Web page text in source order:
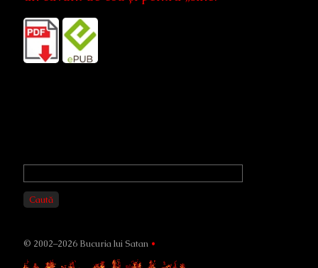
Primary
Sidebar
Caută
© 2002–2026 Bucuria lui Satan •